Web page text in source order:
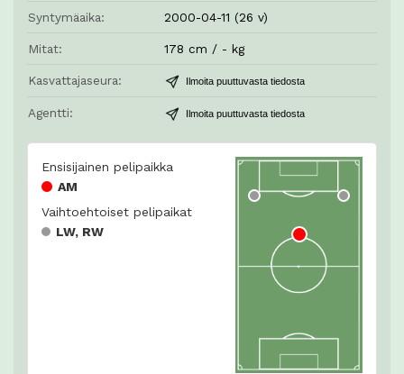
Syntymäaika: 2000-04-11 (26 v)
Mitat: 178 cm / - kg
Kasvattajaseura: Ilmoita puuttuvasta tiedosta
Agentti: Ilmoita puuttuvasta tiedosta
Ensisijainen pelipaikka
AM
Vaihtoehtoiset pelipaikat
LW, RW